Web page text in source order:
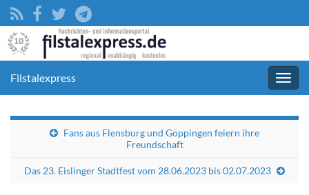
Filstalexpress
Fans aus Flensburg und Göppingen feiern ihre
Freundschaft
Das 23. Eislinger Stadtfest vom 28.06.2023 bis 02.07.2023